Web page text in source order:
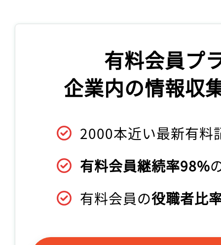
有料会員プ
企業内の情報収
2000本近い最新有料
有料会員継続率98%
有料会員の役職者比